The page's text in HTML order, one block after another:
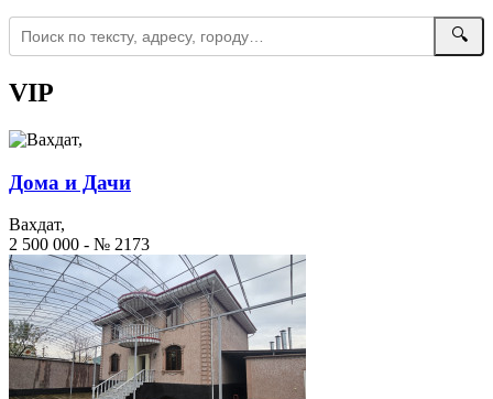
🔍
VIP
Дома и Дачи
Вахдат,
2 500 000 - № 2173